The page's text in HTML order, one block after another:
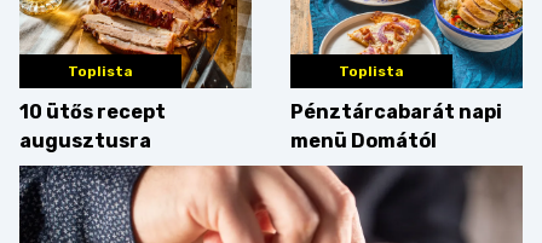
Toplista
10 ütős recept
augusztusra
Toplista
Pénztárcabarát napi
menü Domától